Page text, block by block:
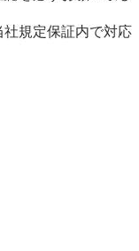
社規定保証内で対応